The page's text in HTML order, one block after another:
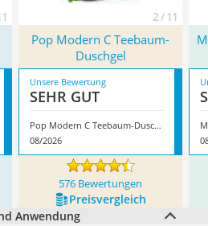
2 / 11
Pop Modern C ‎Teebaum-
Duschgel
Unsere Bewertung
SEHR GUT
Pop Modern C ‎Teebaum-Duschgel
08/2026
576 Bewertungen
Preis­vergleich
Anwendung